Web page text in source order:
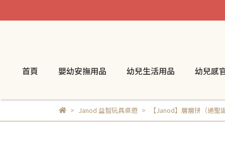
首頁 嬰幼安撫用品 幼兒生活用品 幼兒感
Janod 益智玩具桌遊 【Janod】層層拼（過聖